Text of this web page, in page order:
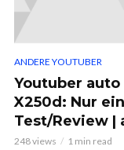
ANDERE YOUTUBER
Youtuber
X250d: Nur
Test/Review |
248 views 1 min read